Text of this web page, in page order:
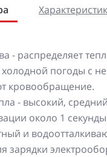
- распределяет
погоды с
кровообращение.
- высокий,
около 1
и
зарядки